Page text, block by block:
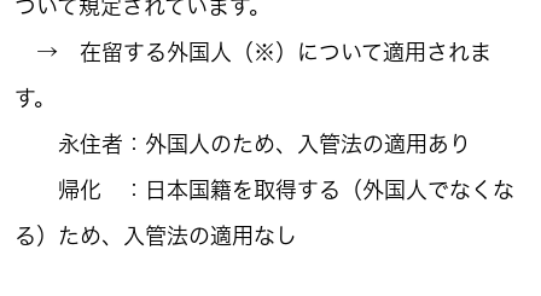
ついて規定されています。
→ 在留する外国人（※）について適用されま
す。
永住者：外国人のため、入管法の適用あり
帰化 ：日本国籍を取得する（外国人でなくな
る）ため、入管法の適用なし